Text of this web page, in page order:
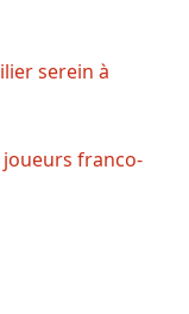
serein à
joueurs franco-